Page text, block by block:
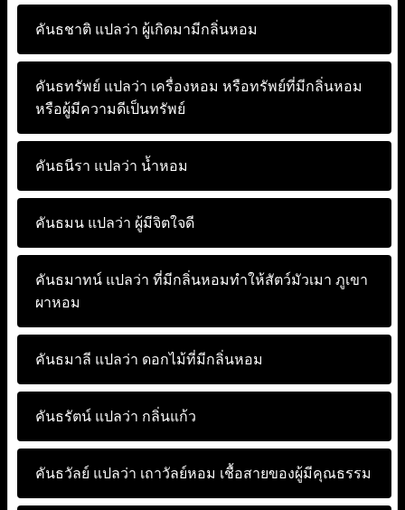
คันธชาติ แปลว่า ผู้เกิดมามีกลิ่นหอม
คันธทรัพย์ แปลว่า เครื่องหอม หรือทรัพย์ที่มีกลิ่นหอม
หรือผู้มีความดีเป็นทรัพย์
คันธนีรา แปลว่า น้ำหอม
คันธมน แปลว่า ผู้มีจิตใจดี
คันธมาทน์ แปลว่า ที่มีกลิ่นหอมทำให้สัตว์มัวเมา ภูเขา
ผาหอม
คันธมาลี แปลว่า ดอกไม้ที่มีกลิ่นหอม
คันธรัตน์ แปลว่า กลิ่นแก้ว
คันธวัลย์ แปลว่า เถาวัลย์หอม เชื้อสายของผู้มีคุณธรรม